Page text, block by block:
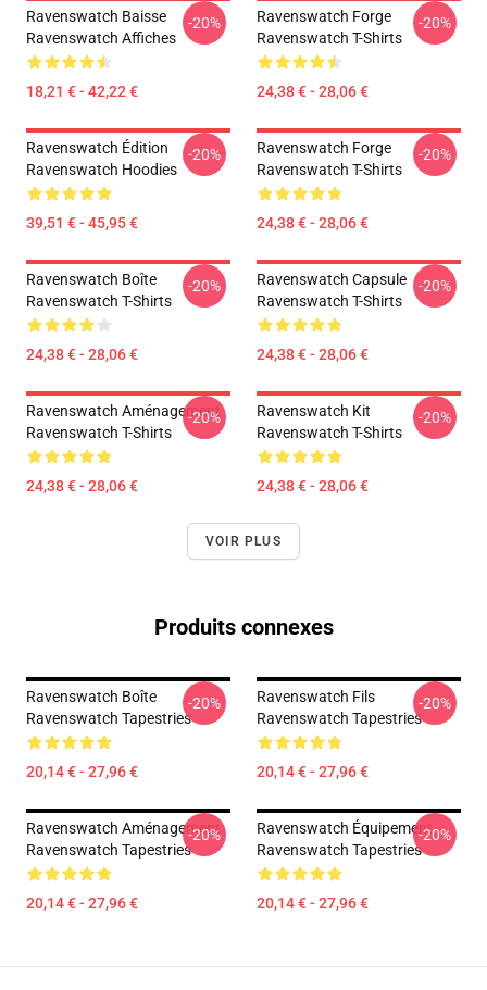
Ravenswatch Baisse
Ravenswatch Affiches
18,21 € - 42,22 €
-20%
Ravenswatch Forge
Ravenswatch T-Shirts
24,38 € - 28,06 €
-20%
Ravenswatch Édition
Ravenswatch Hoodies
39,51 € - 45,95 €
-20%
Ravenswatch Forge
Ravenswatch T-Shirts
24,38 € - 28,06 €
-20%
Ravenswatch Boîte
Ravenswatch T-Shirts
24,38 € - 28,06 €
-20%
Ravenswatch Capsule
Ravenswatch T-Shirts
24,38 € - 28,06 €
-20%
Ravenswatch Aménagement
Ravenswatch T-Shirts
24,38 € - 28,06 €
-20%
Ravenswatch Kit
Ravenswatch T-Shirts
24,38 € - 28,06 €
-20%
VOIR PLUS
Produits connexes
Ravenswatch Boîte
Ravenswatch Tapestries
20,14 € - 27,96 €
-20%
Ravenswatch Fils
Ravenswatch Tapestries
20,14 € - 27,96 €
-20%
Ravenswatch Aménagement
Ravenswatch Tapestries
20,14 € - 27,96 €
-20%
Ravenswatch Équipement
Ravenswatch Tapestries
20,14 € - 27,96 €
-20%